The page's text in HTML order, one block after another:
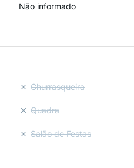
Não informado
Churrasqueira
Quadra
Salão de Festas